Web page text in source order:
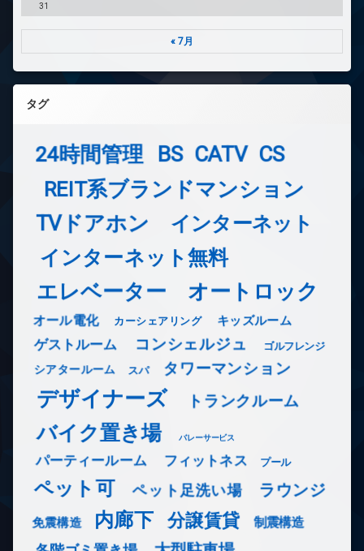
31
« 7月
タグ
24時間管理 BS CATV CS
REIT系ブランドマンション
TVドアホン インターネット
インターネット無料
エレベーター オートロック
オール電化 カーシェアリング キッズルーム
ゲストルーム コンシェルジュ ゴルフレンジ
シアタールーム スパ タワーマンション
デザイナーズ トランクルーム
バイク置き場 バレーサービス
パーティールーム フィットネス プール
ペット可 ペット足洗い場 ラウンジ
免震構造 内廊下 分譲賃貸 制震構造